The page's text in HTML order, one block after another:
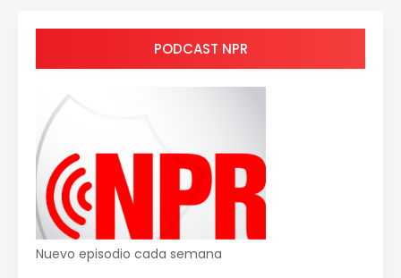
PODCAST NPR
Nuevo episodio cada semana